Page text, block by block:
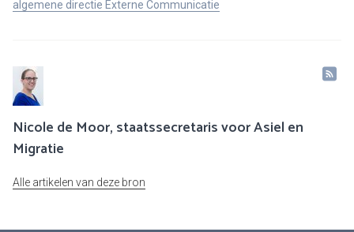
algemene directie Externe Communicatie
Nicole de Moor, staatssecretaris voor Asiel en
Migratie
Alle artikelen van deze bron